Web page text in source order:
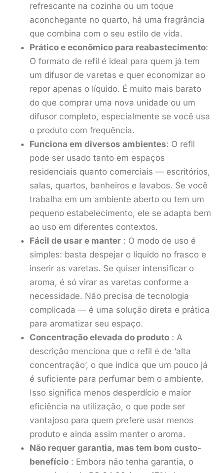
refrescante na cozinha ou um toque
aconchegante no quarto, há uma fragrância
que combina com o seu estilo de vida.
Prático e econômico para reabastecimento:
O formato de refil é ideal para quem já tem
um difusor de varetas e quer economizar ao
repor apenas o líquido. É muito mais barato
do que comprar uma nova unidade ou um
difusor completo, especialmente se você usa
o produto com frequência.
Funciona em diversos ambientes: O refil
pode ser usado tanto em espaços
residenciais quanto comerciais — escritórios,
salas, quartos, banheiros e lavabos. Se você
trabalha em um ambiente aberto ou tem um
pequeno estabelecimento, ele se adapta bem
ao uso em diferentes contextos.
Fácil de usar e manter : O modo de uso é
simples: basta despejar o líquido no frasco e
inserir as varetas. Se quiser intensificar o
aroma, é só virar as varetas conforme a
necessidade. Não precisa de tecnologia
complicada — é uma solução direta e prática
para aromatizar seu espaço.
Concentração elevada do produto : A
descrição menciona que o refil é de ‘alta
concentração’, o que indica que um pouco já
é suficiente para perfumar bem o ambiente.
Isso significa menos desperdício e maior
eficiência na utilização, o que pode ser
vantajoso para quem prefere usar menos
produto e ainda assim manter o aroma.
Não requer garantia, mas tem bom custo-
benefício : Embora não tenha garantia, o